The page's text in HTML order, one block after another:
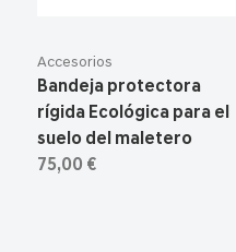
Accesorios
Bandeja protectora
rígida Ecológica para el
suelo del maletero
75,00 €